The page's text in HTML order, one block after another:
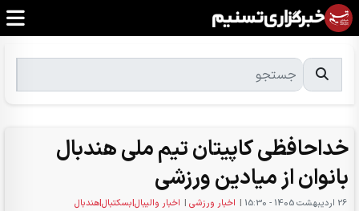
خداحافظی کاپیتان تیم ملی هندبال
بانوان از میادین ورزشی
26 ارديبهشت 1405 - 15:30 | اخبار ورزشی | اخبار والیبال|بسکتبال|هندبال